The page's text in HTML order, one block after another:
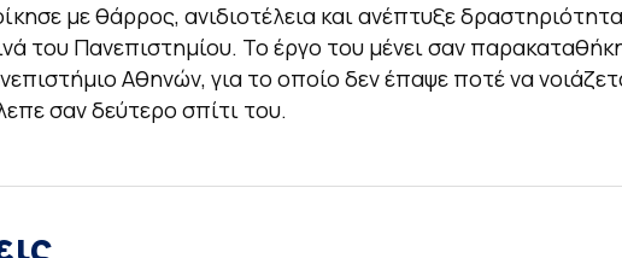
με θάρρος, ανιδιοτέλεια και ανέπτυξε
του Πανεπιστημίου. Το έργο του μένει σαν
Αθηνών, για το οποίο δεν έπαψε ποτέ να
σαν δεύτερο σπίτι του.